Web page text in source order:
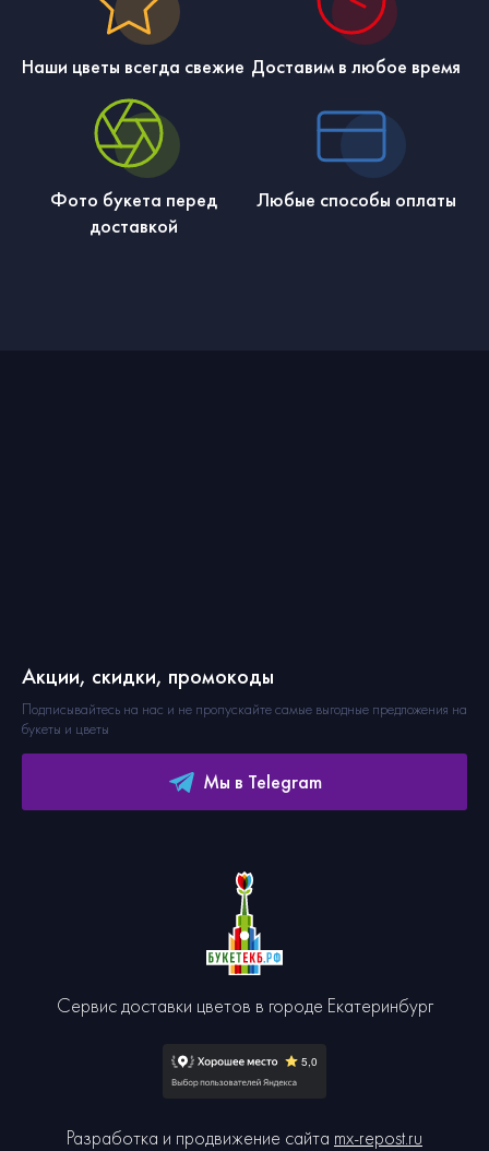
Наши цветы всегда свежие Доставим в любое время
Фото букета перед
доставкой
Любые способы оплаты
Сервис доставки цветов в городе Екатеринбург
Разработка и продвижение сайта mx-repost.ru
Акции, скидки, промокоды
Подписывайтесь на нас и не пропускайте самые выгодные предложения на
букеты и цветы
Мы в Telegram